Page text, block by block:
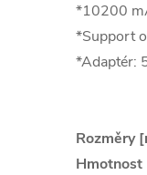
*10200
*Support
*Adaptér:
Rozměry
Hmotnost